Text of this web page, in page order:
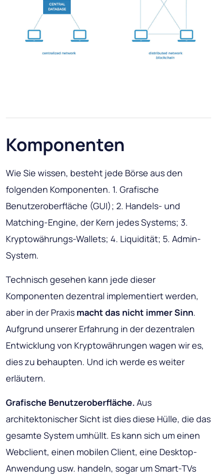
Komponenten
Wie Sie wissen, besteht jede Börse aus den
folgenden Komponenten. 1. Grafische
Benutzeroberfläche (GUI); 2. Handels- und
Matching-Engine, der Kern jedes Systems; 3.
Kryptowährungs-Wallets; 4. Liquidität; 5. Admin-
System.
Technisch gesehen kann jede dieser
Komponenten dezentral implementiert werden,
aber in der Praxis macht das nicht immer Sinn.
Aufgrund unserer Erfahrung in der dezentralen
Entwicklung von Kryptowährungen wagen wir es,
dies zu behaupten. Und ich werde es weiter
erläutern.
Grafische Benutzeroberfläche. Aus
architektonischer Sicht ist dies diese Hülle, die das
gesamte System umhüllt. Es kann sich um einen
Webclient, einen mobilen Client, eine Desktop-
Anwendung usw. handeln, sogar um Smart-TVs